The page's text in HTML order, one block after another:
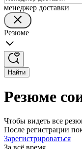
менеджер доставки
Резюме
Найти
Резюме
Чтобы видеть все
После регистрации
Зарегистрироваться
За всё время